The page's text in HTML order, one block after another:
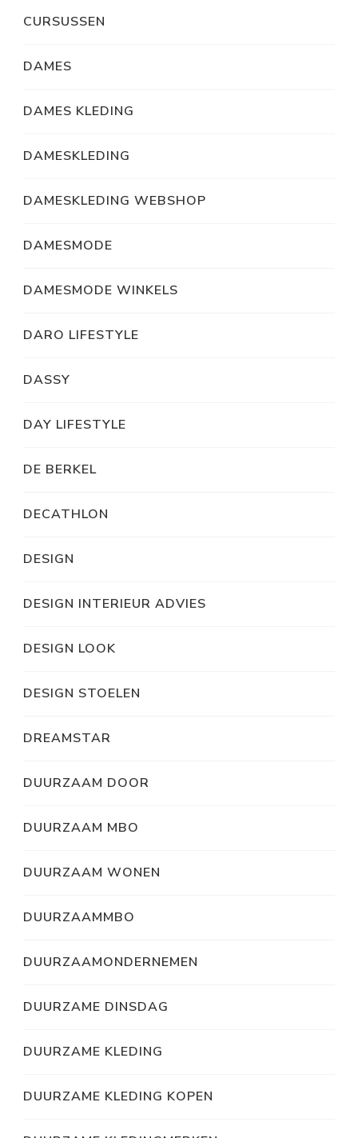
CURSUSSEN
DAMES
DAMES KLEDING
DAMESKLEDING
DAMESKLEDING WEBSHOP
DAMESMODE
DAMESMODE WINKELS
DARO LIFESTYLE
DASSY
DAY LIFESTYLE
DE BERKEL
DECATHLON
DESIGN
DESIGN INTERIEUR ADVIES
DESIGN LOOK
DESIGN STOELEN
DREAMSTAR
DUURZAAM DOOR
DUURZAAM MBO
DUURZAAM WONEN
DUURZAAMMBO
DUURZAAMONDERNEMEN
DUURZAME DINSDAG
DUURZAME KLEDING
DUURZAME KLEDING KOPEN